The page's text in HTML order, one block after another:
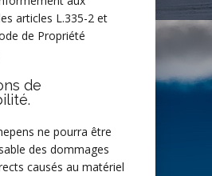
articles L.335-2 et
de Propriété
de
ne pourra être
des dommages
causés au matériel